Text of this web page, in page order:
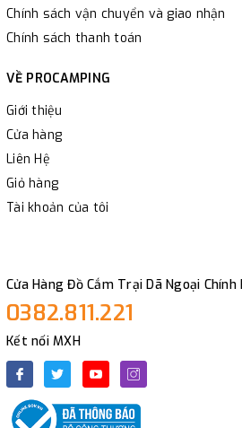
Chính sách vận chuyển và giao nhận
Chính sách thanh toán
VỀ PROCAMPING
Giới thiệu
Cửa hàng
Liên Hệ
Giỏ hàng
Tài khoản của tôi
Cửa Hàng Đồ Cắm Trại Dã Ngoại Chính
0382.811.221
Kết nối MXH